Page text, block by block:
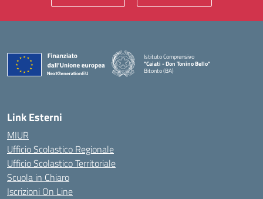
Istituto Comprensivo
"Caiati - Don Tonino Bello"
Bitonto (BA)
Link Esterni
MIUR
Ufficio Scolastico Regionale
Ufficio Scolastico Territoriale
Scuola in Chiaro
Iscrizioni On Line